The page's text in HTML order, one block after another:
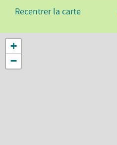
Recentrer la carte
+
−